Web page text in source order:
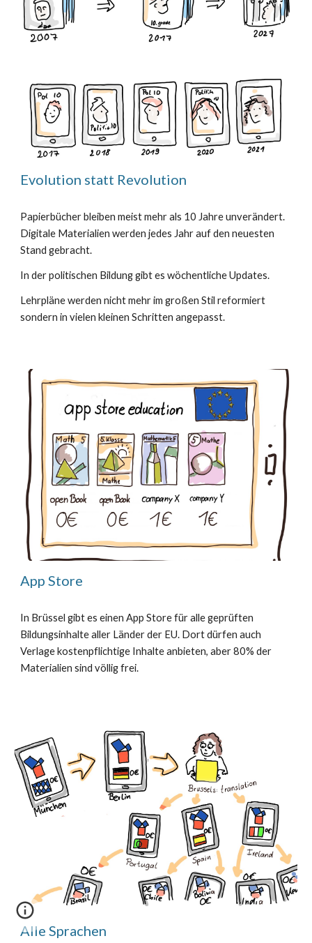
Evolution statt Revolution
Papierbücher bleiben meist mehr als 10 Jahre unverändert.
Digitale Materialien werden jedes Jahr auf den neuesten
Stand gebracht.
In der politischen Bildung gibt es wöchentliche Updates.
Lehrpläne werden nicht mehr im großen Stil reformiert
sondern in vielen kleinen Schritten angepasst.
App Store
In Brüssel gibt es einen App Store für alle geprüften
Bildungsinhalte aller Länder der EU. Dort dürfen auch
Verlage kostenpflichtige Inhalte anbieten, aber 80% der
Materialien sind völlig frei.
Alle Sprachen